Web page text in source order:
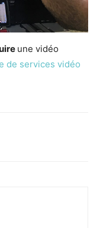
une vidéo
de services vidéo